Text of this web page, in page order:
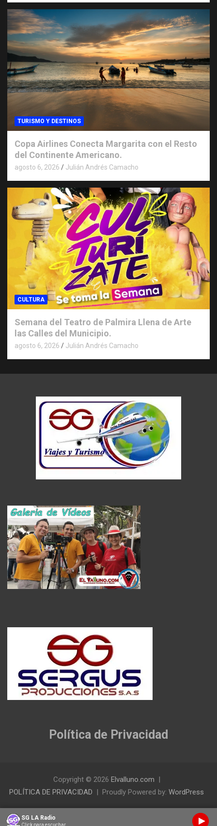
TURISMO Y DESTINOS
Copa Airlines Conecta Margarita con el Resto
del Continente Americano.
agosto 6, 2026 Julián Andrés Camacho
CULTURA
Semana del Teatro de Palmira Llena de Arte
las Calles del Municipio.
agosto 6, 2026 Julián Andrés Camacho
Política de Privacidad
Copyright © 2026 Elvalluno.com
POLÍTICA DE PRIVACIDAD
Proudly Powered by: WordPress
SG LA Radio
Click para escuchar